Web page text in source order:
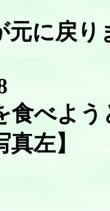
元に戻り
食べよ
左】